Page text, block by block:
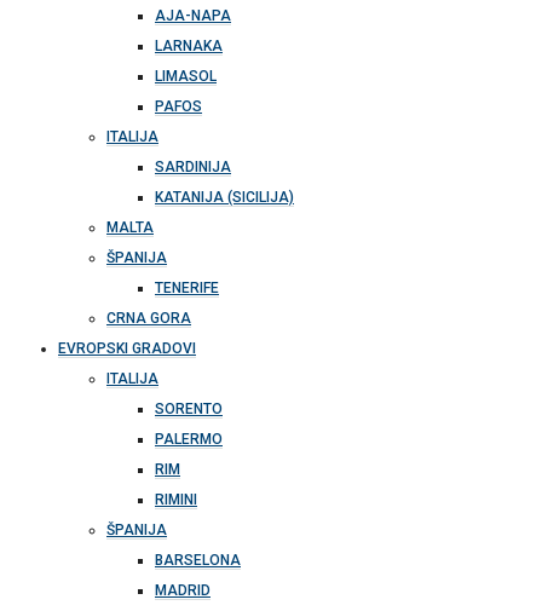
AJA-NAPA
LARNAKA
LIMASOL
PAFOS
ITALIJA
SARDINIJA
KATANIJA (SICILIJA)
MALTA
ŠPANIJA
TENERIFE
CRNA GORA
EVROPSKI GRADOVI
ITALIJA
SORENTO
PALERMO
RIM
RIMINI
ŠPANIJA
BARSELONA
MADRID